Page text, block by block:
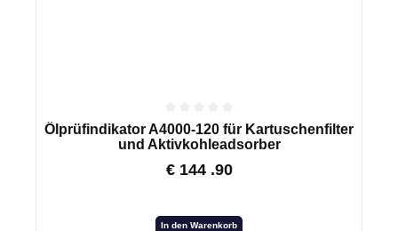
Ölprüfindikator A4000-120 für Kartuschenfilter
und Aktivkohleadsorber
€ 144 .90
In den Warenkorb